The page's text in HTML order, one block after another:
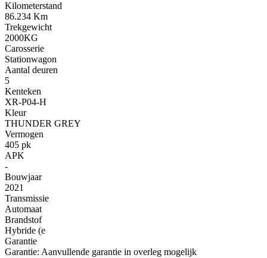
Kilometerstand
86.234 Km
Trekgewicht
2000KG
Carosserie
Stationwagon
Aantal deuren
5
Kenteken
XR-P04-H
Kleur
THUNDER GREY
Vermogen
405 pk
APK
-
Bouwjaar
2021
Transmissie
Automaat
Brandstof
Hybride (e
Garantie
Garantie: Aanvullende garantie in overleg mogelijk